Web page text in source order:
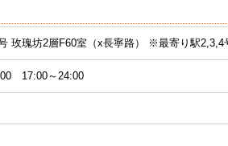
玫瑰坊2層F60室（x長寧路） ※最寄り駅2,3,4
17:00～24:00